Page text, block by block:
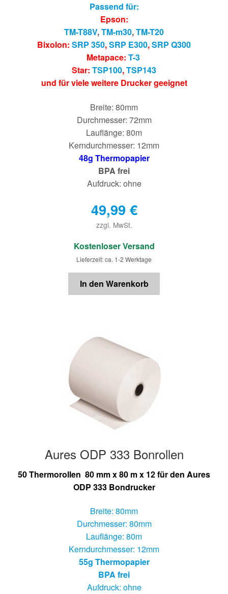
Passend für:
Epson:
TM-T88V,TM-m30,TM-T20
Bixolon: SRP 350,SRP E300,SRP Q300
Metapace: T-3
Star: TSP100,TSP143
und für viele weitere Drucker geeignet
Breite: 80mm
Durchmesser: 72mm
Lauflänge: 80m
Kerndurchmesser: 12mm
48g Thermopapier
BPA frei
Aufdruck: ohne
49,99 €
zzgl. MwSt.
€
Kostenloser Versand
Lieferzeit: ca. 1-2 Werktage
In den Warenkorb
Aures ODP 333 Bonrollen
50 Thermorollen 80 mm x 80 m x 12 für den Aures
ODP 333 Bondrucker
Breite: 80mm
Durchmesser: 80mm
Lauflänge: 80m
Kerndurchmesser: 12mm
55g Thermopapier
BPA frei
Aufdruck: ohne